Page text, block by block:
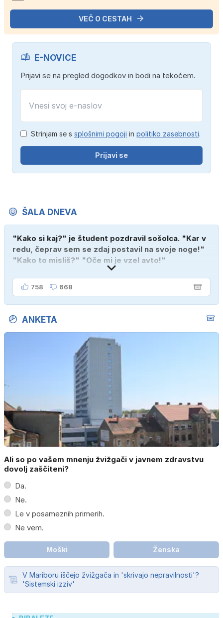
VEČ O CESTAH
E-NOVICE
Prijavi se na pregled dogodkov in bodi na tekočem.
Strinjam se s splošnimi pogoji in politiko zasebnosti.
Prijavi se
ŠALA DNEVA
"Kako si kaj?" je študent pozdravil sošolca. "Kar v
redu, čeprav sem se zdaj postavil na svoje noge!"
"Kako to misliš?" "Oče mi je vzel avto!"
758 668
ANKETA
Ali so po vašem mnenju žvižgači v javnem zdravstvu
dovolj zaščiteni?
Da.
Ne.
Le v posameznih primerih.
Ne vem.
Moški Ženska
V Mariboru iščejo žvižgača in 'skrivajo nepravilnosti'?
'Sistemski izziv'